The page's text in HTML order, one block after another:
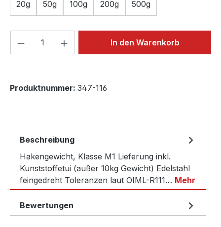
20g 50g 100g 200g 500g
Produkt Anzahl: Gib denIn den Warenkorb
Produktnummer: 347-116
Beschreibung
Hakengewicht, Klasse M1 Lieferung inkl.
Kunststoffetui (außer 10kg Gewicht) Edelstahl
feingedreht Toleranzen laut OIML-R111… Mehr
Bewertungen